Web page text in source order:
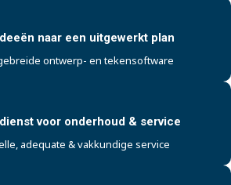
naar een uitgewerkt plan
ontwerp- en tekensoftware
voor onderhoud & service
adequate & vakkundige service